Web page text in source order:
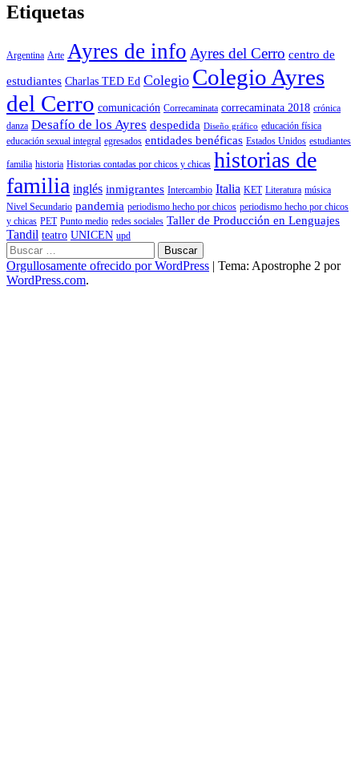
Etiquetas
Argentina Arte Ayres de info Ayres del Cerro centro de
estudiantes Charlas TED Ed Colegio Colegio Ayres
del Cerro comunicación Correcaminata correcaminata 2018 crónica
danza Desafío de los Ayres despedida Diseño gráfico educación física
educación sexual integral egresados entidades benéficas Estados Unidos estudiantes
familia historia Historias contadas por chicos y chicas historias de
familia inglés inmigrantes Intercambio Italia KET Literatura música
Nivel Secundario pandemia periodismo hecho por chicos periodismo hecho por chicos
y chicas PET Punto medio redes sociales Taller de Producción en Lenguajes
Tandil teatro UNICEN upd
Buscar:
Orgullosamente ofrecido por WordPress | Tema: Apostrophe 2 por
WordPress.com.